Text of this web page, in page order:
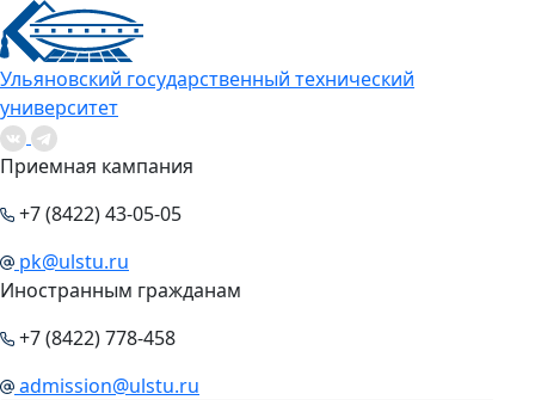
Ульяновский государственный технический
университет
Приемная кампания
+7 (8422) 43-05-05
pk@ulstu.ru
Иностранным гражданам
+7 (8422) 778-458
admission@ulstu.ru